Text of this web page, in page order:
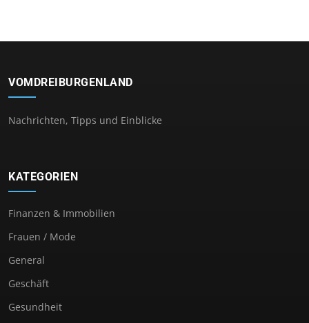
VOMDREIBURGENLAND
Nachrichten, Tipps und Einblicke
KATEGORIEN
Finanzen & Immobilien
Frauen / Mode
General
Geschäft
Gesundheit